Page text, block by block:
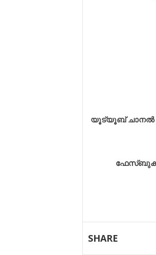
യൂട്യൂബ് ചാനൽ
ഫേസ്ബുക്
SHARE